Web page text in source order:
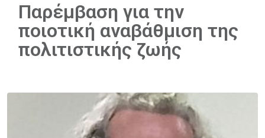
Παρέμβαση για την
ποιοτική αναβάθμιση της
πολιτιστικής ζωής